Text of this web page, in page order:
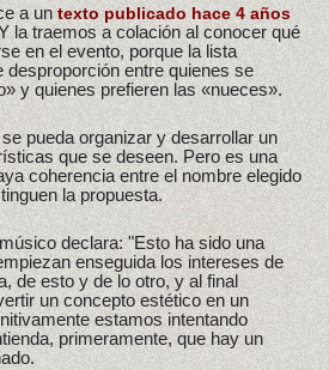
a untexto publicado hace 4 años
la traemos a colación al conocer qué
en el evento, porque la lista
desproporción entre quienes se
y quienes prefieren las «nueces».
pueda organizar y desarrollar un
que se deseen. Pero es una
coherencia entre el nombre elegido
la propuesta.
declara: "Esto ha sido una
enseguida los intereses de
de esto y de lo otro, y al final
un concepto estético en un
estamos intentando
primeramente, que hay un